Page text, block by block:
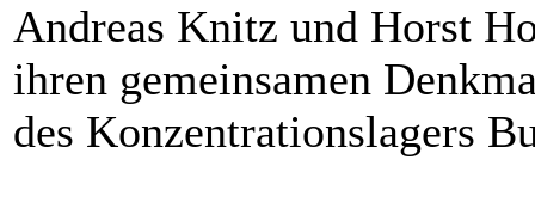
Andreas Knitz und Horst
ihren gemeinsamen
des Konzentrationslagers